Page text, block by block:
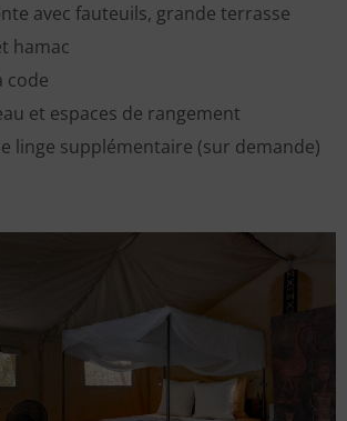
avec fauteuils, grande terrasse
hamac
code
et espaces de rangement
linge supplémentaire (sur demande)